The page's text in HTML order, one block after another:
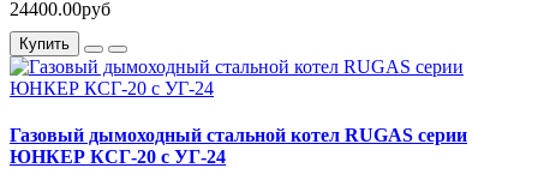
24400.00руб
Купить
Газовый дымоходный стальной котел RUGAS серии
ЮНКЕР КСГ-20 с УГ-24